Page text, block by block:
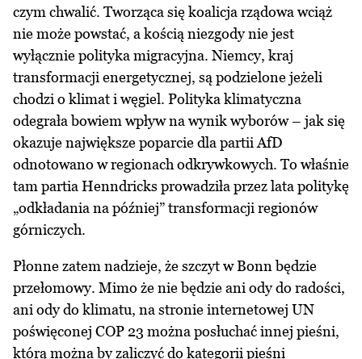
czym chwalić. Tworząca się koalicja rządowa wciąż
nie może powstać, a kością niezgody nie jest
wyłącznie polityka migracyjna. Niemcy, kraj
transformacji energetycznej, są podzielone jeżeli
chodzi o klimat i węgiel. Polityka klimatyczna
odegrała bowiem wpływ na wynik wyborów – jak się
okazuje największe poparcie dla partii AfD
odnotowano w regionach odkrywkowych. To właśnie
tam partia Henndricks prowadziła przez lata politykę
„odkładania na później” transformacji regionów
górniczych.
Płonne zatem nadzieje, że szczyt w Bonn będzie
przełomowy. Mimo że nie będzie ani ody do radości,
ani ody do klimatu, na stronie internetowej UN
poświęconej COP 23 można posłuchać innej pieśni,
którą można by zaliczyć do kategorii pieśni